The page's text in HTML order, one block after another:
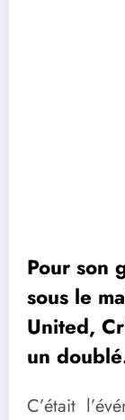
Pour son
sous le
United,
un
C’était